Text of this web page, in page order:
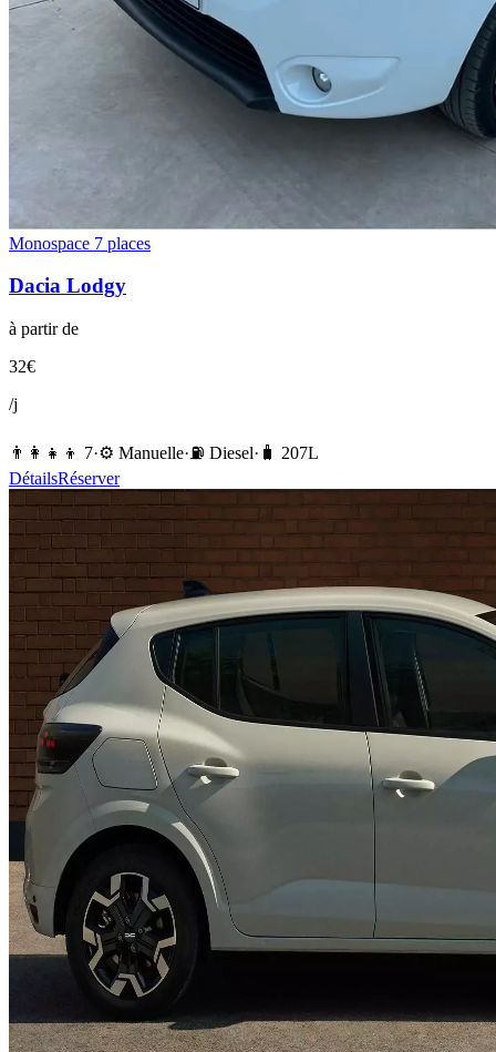
Monospace 7 places
Dacia Lodgy
à partir de
32€
/j
👨‍👩‍👧‍👦 7·⚙️ Manuelle·⛽️ Diesel· 🧳 207L
DétailsRéserver